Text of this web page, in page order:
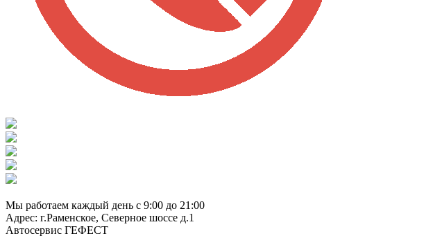
Мы работаем каждый день с 9:00 до 21:00
Адрес: г.Раменское, Северное шоссе д.1
Автосервис ГЕФЕСТ